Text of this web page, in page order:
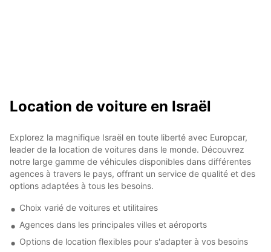
Location de voiture en Israël
Explorez la magnifique Israël en toute liberté avec Europcar,
leader de la location de voitures dans le monde. Découvrez
notre large gamme de véhicules disponibles dans différentes
agences à travers le pays, offrant un service de qualité et des
options adaptées à tous les besoins.
Choix varié de voitures et utilitaires
Agences dans les principales villes et aéroports
Options de location flexibles pour s'adapter à vos besoins